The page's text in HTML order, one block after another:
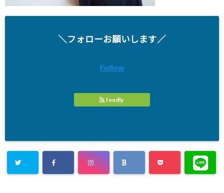
＼フォローお願いします／
Follow
feedly